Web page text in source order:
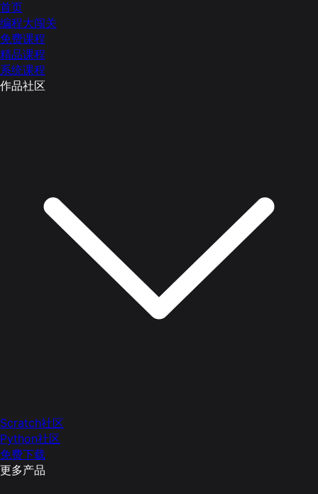
首页
编程大闯关
免费课程
精品课程
系统课程
作品社区
Scratch社区
Python社区
免费下载
更多产品